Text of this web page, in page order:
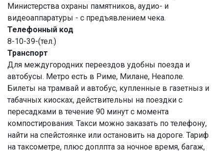
Министерства охраны памятников, аудио- и
видеоаппаратуры - с предъявлением чека.
Телефонный код
8-10-39-(тел.)
Транспорт
Для междугородних переездов удобны поезда и
автобусы. Метро есть в Риме, Милане, Неаполе.
Билеты на трамвай и автобус, купленные в газетныз и
табачных киосках, действительны на поездки с
пересадками в течение 90 минут с момента
компостирования. Такси можно заказать по телефону,
найти на спейстоянке или остановить на дороге. Тариф
на таксометре, плюс доплпта за ночное время, багаж,